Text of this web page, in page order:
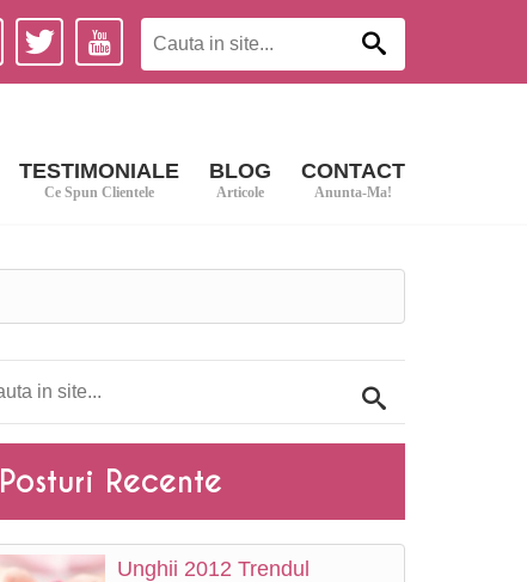
TESTIMONIALE
Ce Spun Clientele
BLOG
Articole
CONTACT
Anunta-Ma!
Posturi Recente
Unghii 2012 Trendul